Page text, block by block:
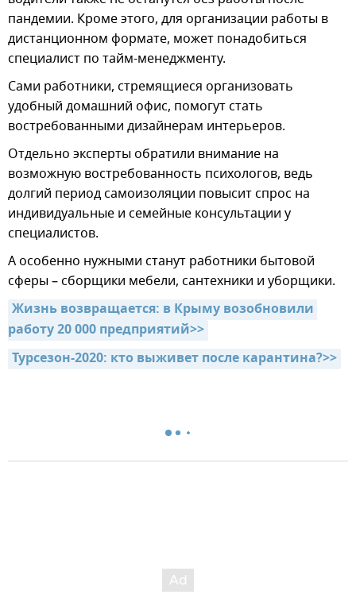
пандемии. Кроме этого, для организации работы в
дистанционном формате, может понадобиться
специалист по тайм-менеджменту.
Сами работники, стремящиеся организовать
удобный домашний офис, помогут стать
востребованными дизайнерам интерьеров.
Отдельно эксперты обратили внимание на
возможную востребованность психологов, ведь
долгий период самоизоляции повысит спрос на
индивидуальные и семейные консультации у
специалистов.
А особенно нужными станут работники бытовой
сферы – сборщики мебели, сантехники и уборщики.
Жизнь возвращается: в Крыму возобновили
работу 20 000 предприятий>>
Турсезон-2020: кто выживет после карантина?>>